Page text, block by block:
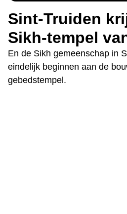
Sint-Truiden
Sikh-tempel
En de Sikh gemeenschap in
eindelijk beginnen aan de
gebedstempel.